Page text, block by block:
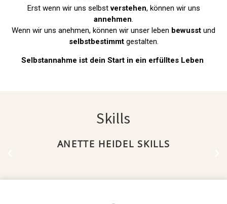
Erst wenn wir uns selbstverstehen, können wir uns
annehmen.
Wenn wir uns anehmen, können wir unser leben bewusst und
selbstbestimmtgestalten.
Selbstannahme ist dein Start in ein erfülltes Leben
Skills
ANETTE HEIDEL SKILLS